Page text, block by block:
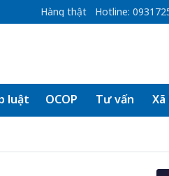
Hàng thật Hotline:
luật OCOP Tư vấn Xã